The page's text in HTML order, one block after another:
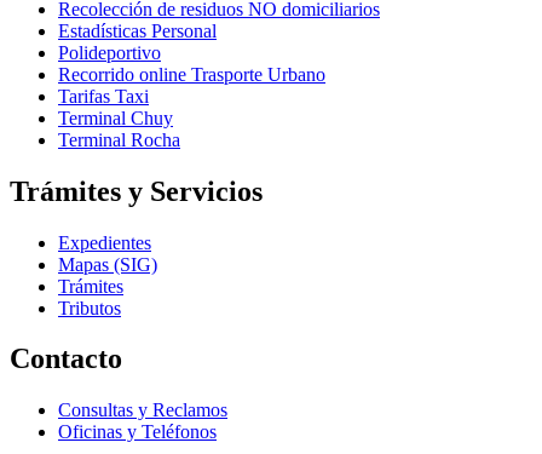
Recolección de residuos NO domiciliarios
Estadísticas Personal
Polideportivo
Recorrido online Trasporte Urbano
Tarifas Taxi
Terminal Chuy
Terminal Rocha
Trámites y Servicios
Expedientes
Mapas (SIG)
Trámites
Tributos
Contacto
Consultas y Reclamos
Oficinas y Teléfonos